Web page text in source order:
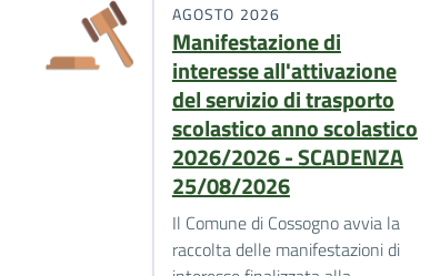
AGOSTO 2026
Manifestazione di
interesse all'attivazione
del servizio di trasporto
scolastico anno scolastico
2026/2026 - SCADENZA
25/08/2026
Il Comune di Cossogno avvia la
raccolta delle manifestazioni di